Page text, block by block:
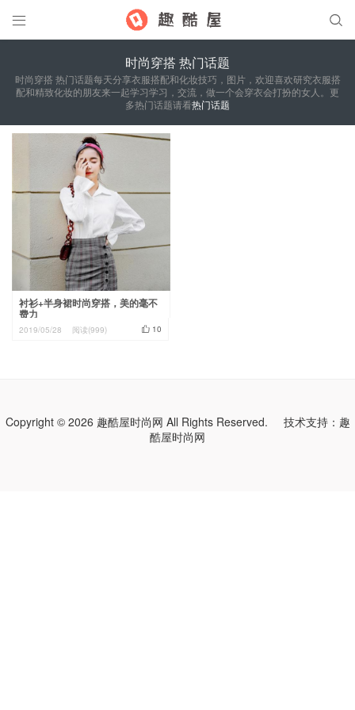
 
时尚穿搭 热门话题
时尚穿搭 热门话题每天分享衣服搭配和化妆技巧，图片，欢迎喜欢研究衣服搭
配和精致化妆的朋友来一起学习学习，交流，做一个会穿衣会打扮的女人。更
多热门话题请看热门话题
衬衫+半身裙时尚穿搭，美的毫不
费力
 10
2019/05/28 阅读(999)
Copyright © 2026 趣酷屋时尚网 All Rights Reserved. 技术支持： 趣
酷屋时尚网